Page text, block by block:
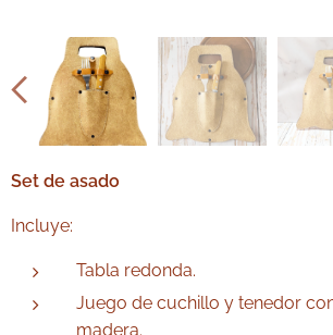
Set de asado
Incluye:
Tabla redonda.
Juego de cuchillo y tenedor
madera.